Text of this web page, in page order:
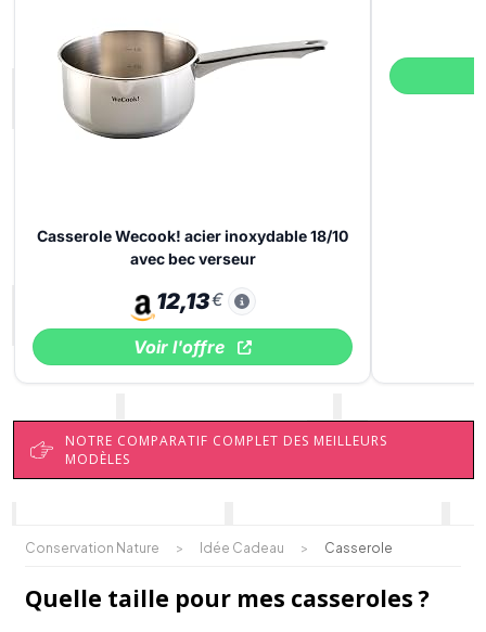
Casserole Wecook! acier inoxydable 18/10
avec bec verseur
12,13€
Voir l'offre
NOTRE COMPARATIF COMPLET DES MEILLEURS
MODÈLES
Conservation Nature > Idée Cadeau > Casserole
Quelle taille pour mes casseroles ?